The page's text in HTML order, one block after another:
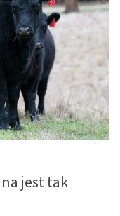
jest tak